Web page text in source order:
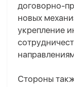
договорно-
новых
укрепление
Стороны